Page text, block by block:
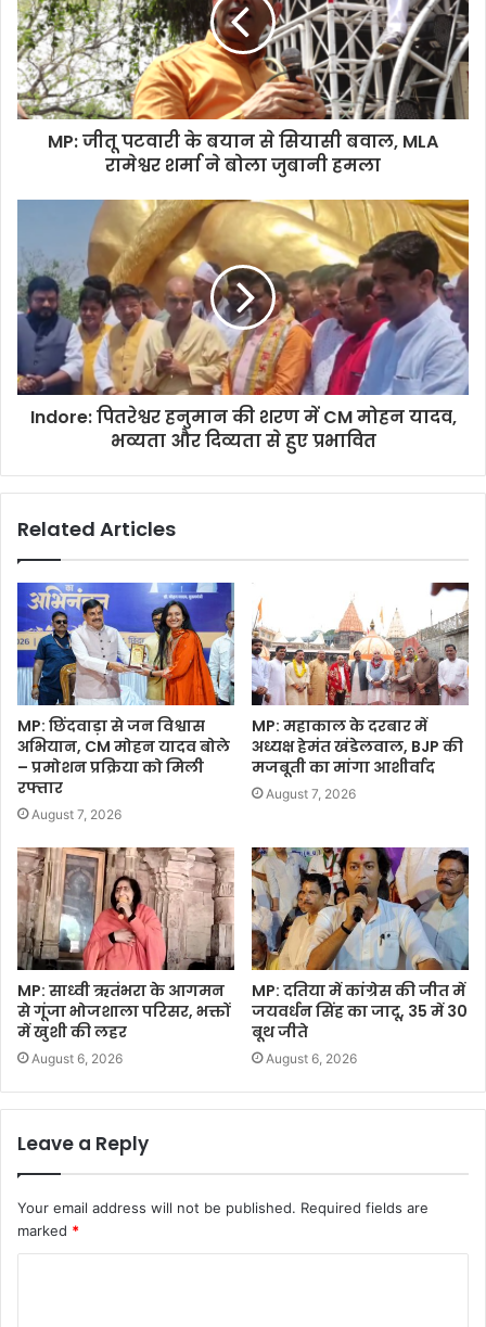
MP: जीतू पटवारी के बयान से सियासी बवाल, MLA
रामेश्वर शर्मा ने बोला जुबानी हमला
Indore: पितरेश्वर हनुमान की शरण में CM मोहन यादव,
भव्यता और दिव्यता से हुए प्रभावित
Related Articles
MP: छिंदवाड़ा से जन विश्वास
अभियान, CM मोहन यादव बोले
– प्रमोशन प्रक्रिया को मिली
रफ्तार
August 7, 2026
MP: महाकाल के दरबार में
अध्यक्ष हेमंत खंडेलवाल, BJP की
मजबूती का मांगा आशीर्वाद
August 7, 2026
MP: साध्वी ऋतंभरा के आगमन
से गूंजा भोजशाला परिसर, भक्तों
में खुशी की लहर
August 6, 2026
MP: दतिया में कांग्रेस की जीत में
जयवर्धन सिंह का जादू, 35 में 30
बूथ जीते
August 6, 2026
Leave a Reply
Your email address will not be published. Required fields are
marked *